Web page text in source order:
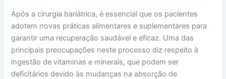
Após a cirurgia bariátrica, é essencial que os pacientes
adotem novas práticas alimentares e suplementares para
garantir uma recuperação saudável e eficaz. Uma das
principais preocupações neste processo diz respeito à
ingestão de vitaminas e minerais, que podem ser
deficitários devido às mudanças na absorção de